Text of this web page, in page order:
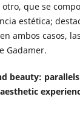
que se
estética;
ambos casos,
Gadamer.
beauty: